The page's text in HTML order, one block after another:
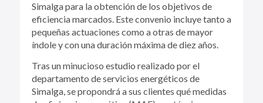
Simalga para la obtención de los objetivos de
eficiencia marcados. Este convenio incluye tanto a
pequeñas actuaciones como a otras de mayor
índole y con una duración máxima de diez años.
Tras un minucioso estudio realizado por el
departamento de servicios energéticos de
Simalga, se propondrá a sus clientes qué medidas